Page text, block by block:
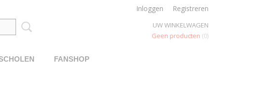
Inloggen Registreren
UW WINKELWAGEN
Geen producten (0)
FANSHOP